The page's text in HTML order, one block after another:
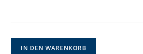
IN DEN WARENKORB